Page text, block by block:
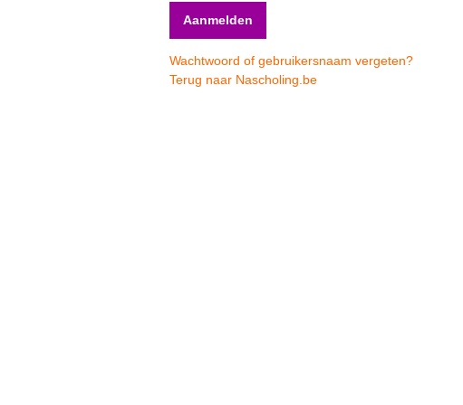
Wachtwoord of gebruikersnaam vergeten?
Terug naar Nascholing.be